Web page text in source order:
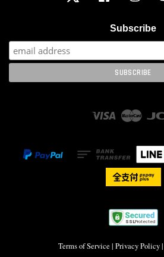
Subscribe
Visa Master
Terms of Service | Privacy Policy|